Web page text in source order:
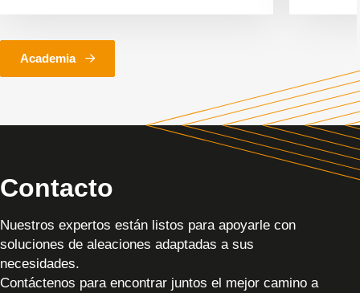
Academia
Contacto
Nuestros expertos están listos para apoyarle con
soluciones de aleaciones adaptadas a sus
necesidades.
Contáctenos para encontrar juntos el mejor camino a